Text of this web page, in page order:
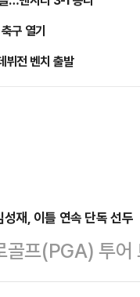
구 열기
뷔전 벤치 출발
재, 이틀 연속 단독 선두
골프(PGA) 투
며 리더보드 최